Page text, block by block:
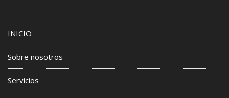
INICIO
Sobre nosotros
Servicios